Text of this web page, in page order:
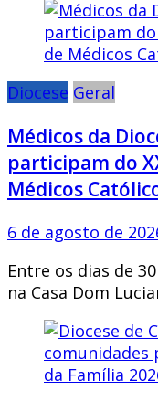
Diocese Geral
Médicos da
participam do
Médicos
6 de agosto de
Entre os dias de
na Casa Dom